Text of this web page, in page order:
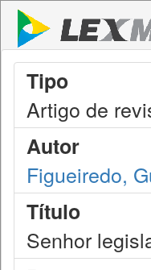
Tipo
Artigo de
Autor
Figueiredo,
Título
Senhor